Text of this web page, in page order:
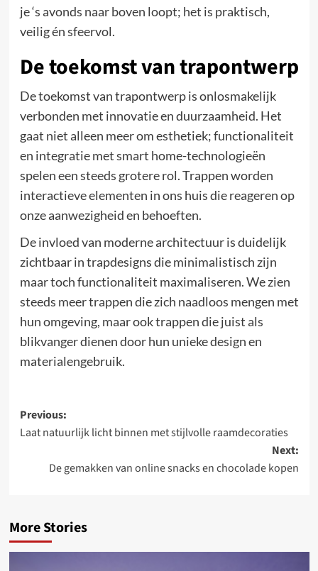
je ‘s avonds naar boven loopt; het is praktisch,
veilig én sfeervol.
De toekomst van trapontwerp
De toekomst van trapontwerp is onlosmakelijk
verbonden met innovatie en duurzaamheid. Het
gaat niet alleen meer om esthetiek; functionaliteit
en integratie met smart home-technologieën
spelen een steeds grotere rol. Trappen worden
interactieve elementen in ons huis die reageren op
onze aanwezigheid en behoeften.
De invloed van moderne architectuur is duidelijk
zichtbaar in trapdesigns die minimalistisch zijn
maar toch functionaliteit maximaliseren. We zien
steeds meer trappen die zich naadloos mengen met
hun omgeving, maar ook trappen die juist als
blikvanger dienen door hun unieke design en
materialengebruik.
Post
navigation
Previous:
Laat natuurlijk licht binnen met stijlvolle raamdecoraties
Next:
De gemakken van online snacks en chocolade kopen
More Stories